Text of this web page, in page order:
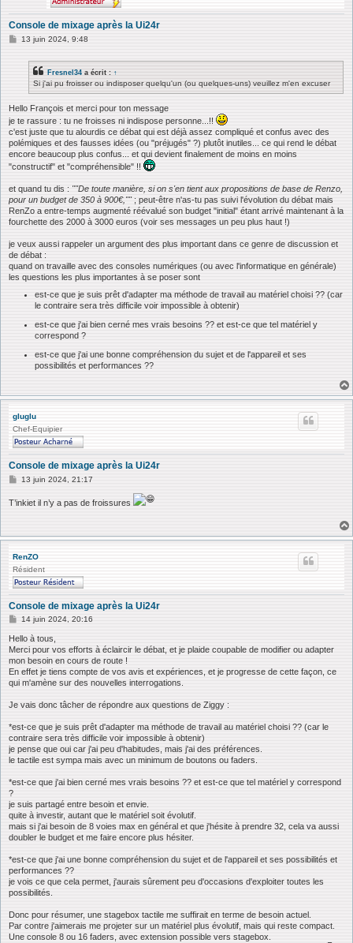
Console de mixage après la Ui24r
M13 juin 2024, 9:48
Fresnel34 a écrit : ↑
Si j'ai pu froisser ou indisposer quelqu'un (ou quelques-uns) veuillez m'en excuser
Hello François et merci pour ton message
je te rassure : tu ne froisses ni indispose personne...!!
c'est juste que tu alourdis ce débat qui est déjà assez compliqué et confus avec des
polémiques et des fausses idées (ou "préjugés" ?) plutôt inutiles... ce qui rend le débat
encore beaucoup plus confus... et qui devient finalement de moins en moins
"constructif" et "compréhensible" !!
et quand tu dis : ""De toute manière, si on s'en tient aux propositions de base de Renzo,
pour un budget de 350 à 900€,""; peut-être n'as-tu pas suivi l'évolution du débat mais
RenZo a entre-temps augmenté réévalué son budget "initial" étant arrivé maintenant à la
fourchette des 2000 à 3000 euros (voir ses messages un peu plus haut !)
je veux aussi rappeler un argument des plus important dans ce genre de discussion et
de débat :
quand on travaille avec des consoles numériques (ou avec l'informatique en générale)
les questions les plus importantes à se poser sont
est-ce que je suis prêt d'adapter ma méthode de travail au matériel choisi ?? (car
le contraire sera très difficile voir impossible à obtenir)
est-ce que j'ai bien cerné mes vrais besoins ?? et est-ce que tel matériel y
correspond ?
est-ce que j'ai une bonne compréhension du sujet et de l'appareil et ses
possibilités et performances ??
gluglu
Chef-Equipier
Console de mixage après la Ui24r
M
s
e
13 juin 2024, 21:17
T’inkiet il n’y a pas de froissures
RenZO
Résident
Console de mixage après la Ui24r
M
s
s
g
e
14 juin 2024, 20:16
Hello à tous,
Merci pour vos efforts à éclaircir le débat, et je plaide coupable de modifier ou adapter
mon besoin en cours de route !
En effet je tiens compte de vos avis et expériences, et je progresse de cette façon, ce
qui m'amène sur des nouvelles interrogations.
Je vais donc tâcher de répondre aux questions de Ziggy :
*est-ce que je suis prêt d'adapter ma méthode de travail au matériel choisi ?? (car le
contraire sera très difficile voir impossible à obtenir)
je pense que oui car j'ai peu d'habitudes, mais j'ai des préférences.
le tactile est sympa mais avec un minimum de boutons ou faders.
*est-ce que j'ai bien cerné mes vrais besoins ?? et est-ce que tel matériel y correspond
?
je suis partagé entre besoin et envie.
quite à investir, autant que le matériel soit évolutif.
mais si j'ai besoin de 8 voies max en général et que j'hésite à prendre 32, cela va aussi
doubler le budget et me faire encore plus hésiter.
*est-ce que j'ai une bonne compréhension du sujet et de l'appareil et ses possibilités et
performances ??
je vois ce que cela permet, j'aurais sûrement peu d'occasions d'exploiter toutes les
possibilités.
Donc pour résumer, une stagebox tactile me suffirait en terme de besoin actuel.
Par contre j'aimerais me projeter sur un matériel plus évolutif, mais qui reste compact.
Une console 8 ou 16 faders, avec extension possible vers stagebox.